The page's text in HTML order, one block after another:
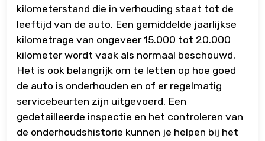
kilometerstand die in verhouding staat tot de
leeftijd van de auto. Een gemiddelde jaarlijkse
kilometrage van ongeveer 15.000 tot 20.000
kilometer wordt vaak als normaal beschouwd.
Het is ook belangrijk om te letten op hoe goed
de auto is onderhouden en of er regelmatig
servicebeurten zijn uitgevoerd. Een
gedetailleerde inspectie en het controleren van
de onderhoudshistorie kunnen je helpen bij het